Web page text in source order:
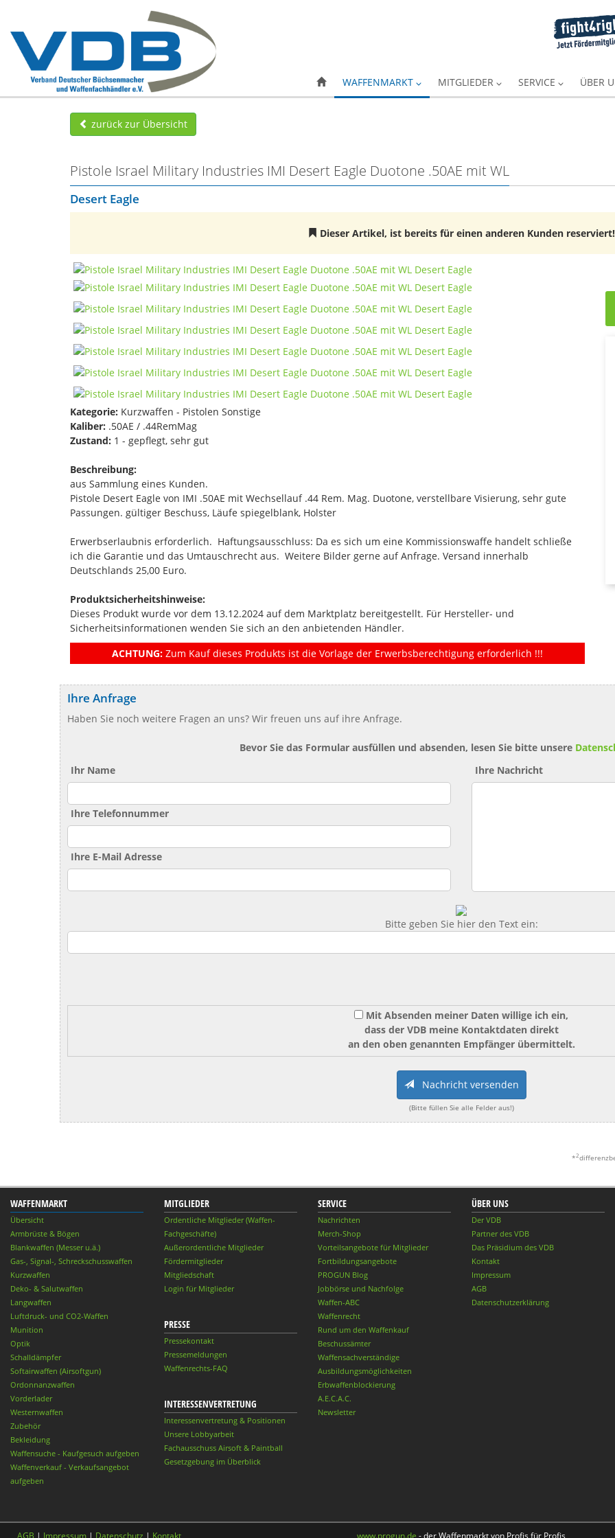
WAFFENMARKT MITGLIEDER SERVICE ÜBER
zurück zur Übersicht
Pistole Israel Military Industries IMI Desert Eagle Duotone .50AE mit WL
Desert Eagle
Dieser Artikel, ist bereits für einen anderen Kunden reserviert!
Kategorie: Kurzwaffen - Pistolen Sonstige
Kaliber: .50AE / .44RemMag
Zustand: 1 - gepflegt, sehr gut
Beschreibung:
aus Sammlung eines Kunden.
Pistole Desert Eagle von IMI .50AE mit Wechsellauf .44 Rem. Mag. Duotone, verstellbare Visierung, sehr gute
Passungen. gültiger Beschuss, Läufe spiegelblank, Holster
Erwerbserlaubnis erforderlich. Haftungsausschluss: Da es sich um eine Kommissionswaffe handelt schließe
ich die Garantie und das Umtauschrecht aus. Weitere Bilder gerne auf Anfrage. Versand innerhalb
Deutschlands 25,00 Euro.
Produktsicherheitshinweise:
Dieses Produkt wurde vor dem 13.12.2024 auf dem Marktplatz bereitgestellt. Für Hersteller- und
Sicherheitsinformationen wenden Sie sich an den anbietenden Händler.
ACHTUNG: Zum Kauf dieses Produkts ist die Vorlage der Erwerbsberechtigung erforderlich !!!
Ihre Anfrage
Haben Sie noch weitere Fragen an uns? Wir freuen uns auf ihre Anfrage.
Bevor Sie das Formular ausfüllen und absenden, lesen Sie bitte unsere
Ihr Name
Ihre Telefonnummer
Ihre E-Mail Adresse
Ihre Nachricht
Bitte geben Sie hier den Text ein:
Mit Absenden meiner Daten willige ich ein,
dass der VDB meine Kontaktdaten direkt
an den oben genannten Empfänger übermittelt.
Nachricht versenden
(Bitte füllen Sie alle Felder aus!)
*2
WAFFENMARKT
Übersicht
Armbrüste & Bögen
Blankwaffen (Messer u.ä.)
Gas-, Signal-, Schreckschusswaffen
Kurzwaffen
Deko- & Salutwaffen
Langwaffen
Luftdruck- und CO2-Waffen
Munition
Optik
Schalldämpfer
Softairwaffen (Airsoftgun)
Ordonnanzwaffen
Vorderlader
Westernwaffen
Zubehör
Bekleidung
Waffensuche - Kaufgesuch aufgeben
Waffenverkauf - Verkaufsangebot
aufgeben
MITGLIEDER
Ordentliche Mitglieder (Waffen-
Fachgeschäfte)
Außerordentliche Mitglieder
Fördermitglieder
Mitgliedschaft
Login für Mitglieder
PRESSE
Pressekontakt
Pressemeldungen
Waffenrechts-FAQ
INTERESSENVERTRETUNG
Interessenvertretung & Positionen
Unsere Lobbyarbeit
Fachausschuss Airsoft & Paintball
Gesetzgebung im Überblick
SERVICE
Nachrichten
Merch-Shop
Vorteilsangebote für Mitglieder
Fortbildungsangebote
PROGUN Blog
Jobbörse und Nachfolge
Waffen-ABC
Waffenrecht
Rund um den Waffenkauf
Beschussämter
Waffensachverständige
Ausbildungsmöglichkeiten
Erbwaffenblockierung
A.E.C.A.C.
Newsletter
ÜBER UNS
Der VDB
Partner des VDB
Das Präsidium des VDB
Kontakt
Impressum
AGB
Datenschutzerklärung
AGB | Impressum | Datenschutz | Kontakt www.progun.de - der Waffenmarkt von Profis für Profis